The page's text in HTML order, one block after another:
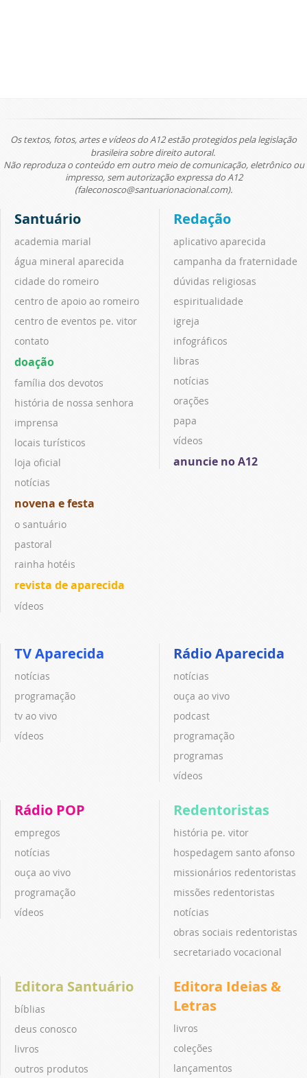
Os textos, fotos, artes e vídeos do A12 estão protegidos pela legislação
brasileira sobre direito autoral.
Não reproduza o conteúdo em outro meio de comunicação, eletrônico ou
impresso, sem autorização expressa do A12
(faleconosco@santuarionacional.com).
Santuário
academia marial
água mineral aparecida
cidade do romeiro
centro de apoio ao romeiro
centro de eventos pe. vitor
contato
doação
família dos devotos
história de nossa senhora
imprensa
locais turísticos
loja oficial
notícias
novena e festa
o santuário
pastoral
rainha hotéis
revista de aparecida
vídeos
Redação
aplicativo aparecida
campanha da fraternidade
dúvidas religiosas
espiritualidade
igreja
infográficos
libras
notícias
orações
papa
vídeos
anuncie no A12
TV Aparecida
notícias
programação
tv ao vivo
vídeos
Rádio Aparecida
notícias
ouça ao vivo
podcast
programação
programas
vídeos
Rádio POP
empregos
notícias
ouça ao vivo
programação
vídeos
Redentoristas
história pe. vitor
hospedagem santo afonso
missionários redentoristas
missões redentoristas
notícias
obras sociais redentoristas
secretariado vocacional
Editora Santuário
bíblias
deus conosco
livros
outros produtos
Editora Ideias &
Letras
livros
coleções
lançamentos